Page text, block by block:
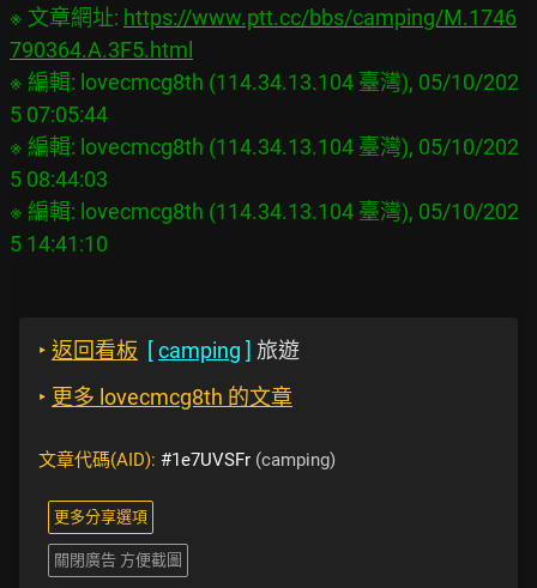
※ 文章網址: https://www.ptt.cc/bbs/camping/M.1746
790364.A.3F5.html
※ 編輯: lovecmcg8th (114.34.13.104 臺灣), 05/10/202
5 07:05:44
※ 編輯: lovecmcg8th (114.34.13.104 臺灣), 05/10/202
5 08:44:03
※ 編輯: lovecmcg8th (114.34.13.104 臺灣), 05/10/202
‣ 返回看板 [camping ] 旅遊
‣ 更多 lovecmcg8th 的文章
文章代碼(AID): #1e7UVSFr (camping)
更多分享選項
關閉廣告 方便截圖